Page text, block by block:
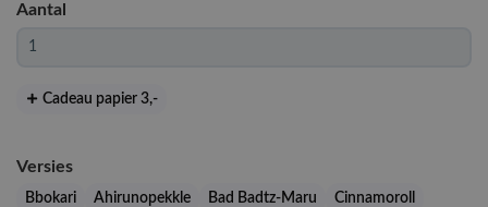
Aantal
Cadeau papier 3,-
Versies
Bbokari Ahirunopekkle Bad Badtz-Maru
Cinnamoroll